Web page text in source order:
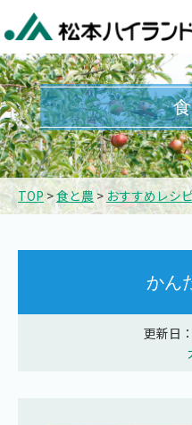
TOP >食と農> おすすめレシ
かん
更新日